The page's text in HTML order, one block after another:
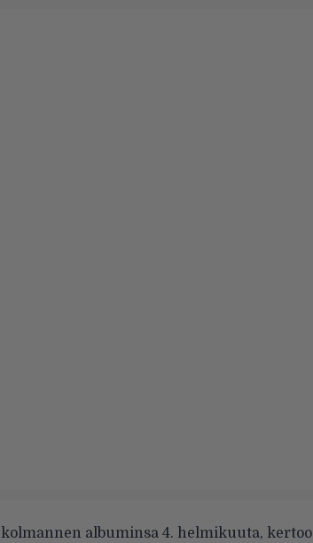
albuminsa 4. helmikuuta, kertoo